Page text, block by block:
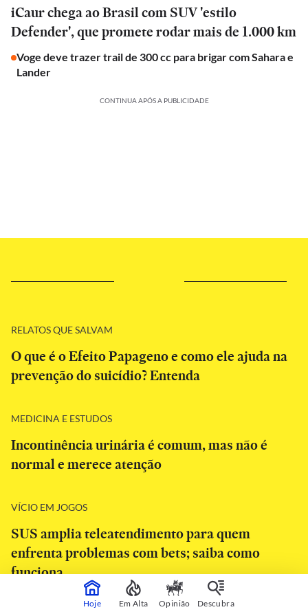
iCaur chega ao Brasil com SUV 'estilo
Defender', que promete rodar mais de 1.000 km
Voge deve trazer trail de 300 cc para brigar com Sahara e
Lander
CONTINUA APÓS A PUBLICIDADE
RELATOS QUE SALVAM
O que é o Efeito Papageno e como ele ajuda na
prevenção do suicídio? Entenda
MEDICINA E ESTUDOS
Incontinência urinária é comum, mas não é
normal e merece atenção
VÍCIO EM JOGOS
SUS amplia teleatendimento para quem
enfrenta problemas com bets; saiba como
funciona
Hoje Em Alta Opinião Descubra